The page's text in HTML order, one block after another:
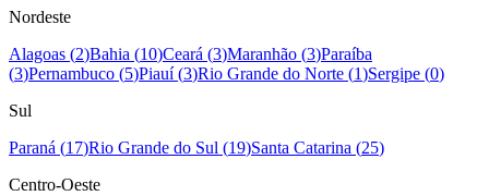
Nordeste
Alagoas (2)Bahia (10)Ceará (3)Maranhão (3)Paraíba
(3)Pernambuco (5)Piauí(3)Rio Grande do Norte (1)Sergipe (0)
Sul
Paraná (17)Rio Grande do Sul (19)Santa Catarina (25)
Centro-Oeste